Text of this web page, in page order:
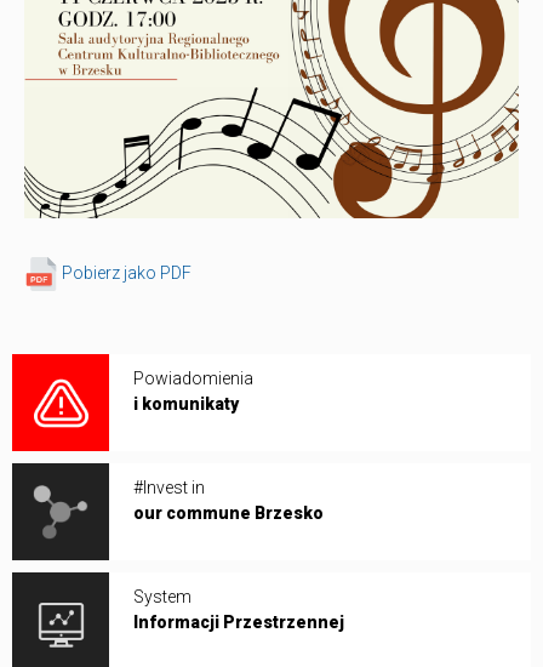
Pobierz jako PDF
Powiadomienia
i komunikaty
#Invest in
our commune Brzesko
System
Informacji Przestrzennej